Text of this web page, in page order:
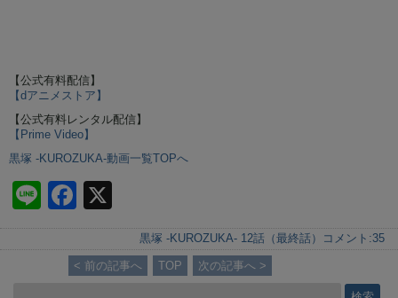
【公式有料配信】
【dアニメストア】
【公式有料レンタル配信】
【Prime Video】
黒塚 -KUROZUKA-動画一覧TOPへ
Li
n
e
F
a
c
e
黒塚 -KUROZUKA- 12話（最終話） コメント:35
< 前の記事へ TOP 次の記事へ >